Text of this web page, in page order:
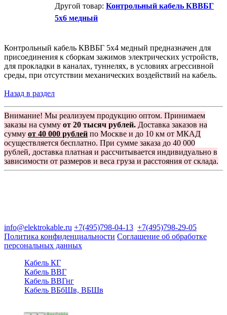
Другой товар: Контрольный кабель КВВБГ
5х6 медный
Контрольный кабель КВВБГ 5х4 медный предназначен для
присоединения к сборкам зажимов электрических устройств,
для прокладки в каналах, туннелях, в условиях агрессивной
среды, при отсутствии механических воздействий на кабель.
Назад в раздел
Внимание! Мы реализуем продукцию оптом. Принимаем
заказы на сумму от 20 тысяч рублей. Доставка заказов на
сумму от 40 000 рублей по Москве и до 10 км от МКАД
осуществляется бесплатно. При сумме заказа до 40 000
рублей, доставка платная и рассчитывается индивидуально в
зависимости от размеров и веса груза и расстояния от склада.
info@elektrokable.ru +7(495)798-04-13 +7(495)798-29-05
Политика конфиденциальности Соглашение об обработке
персональных данных
Кабель КГ
Кабель ВВГ
Кабель ВВГнг
Кабель ВБбШв, ВБШв